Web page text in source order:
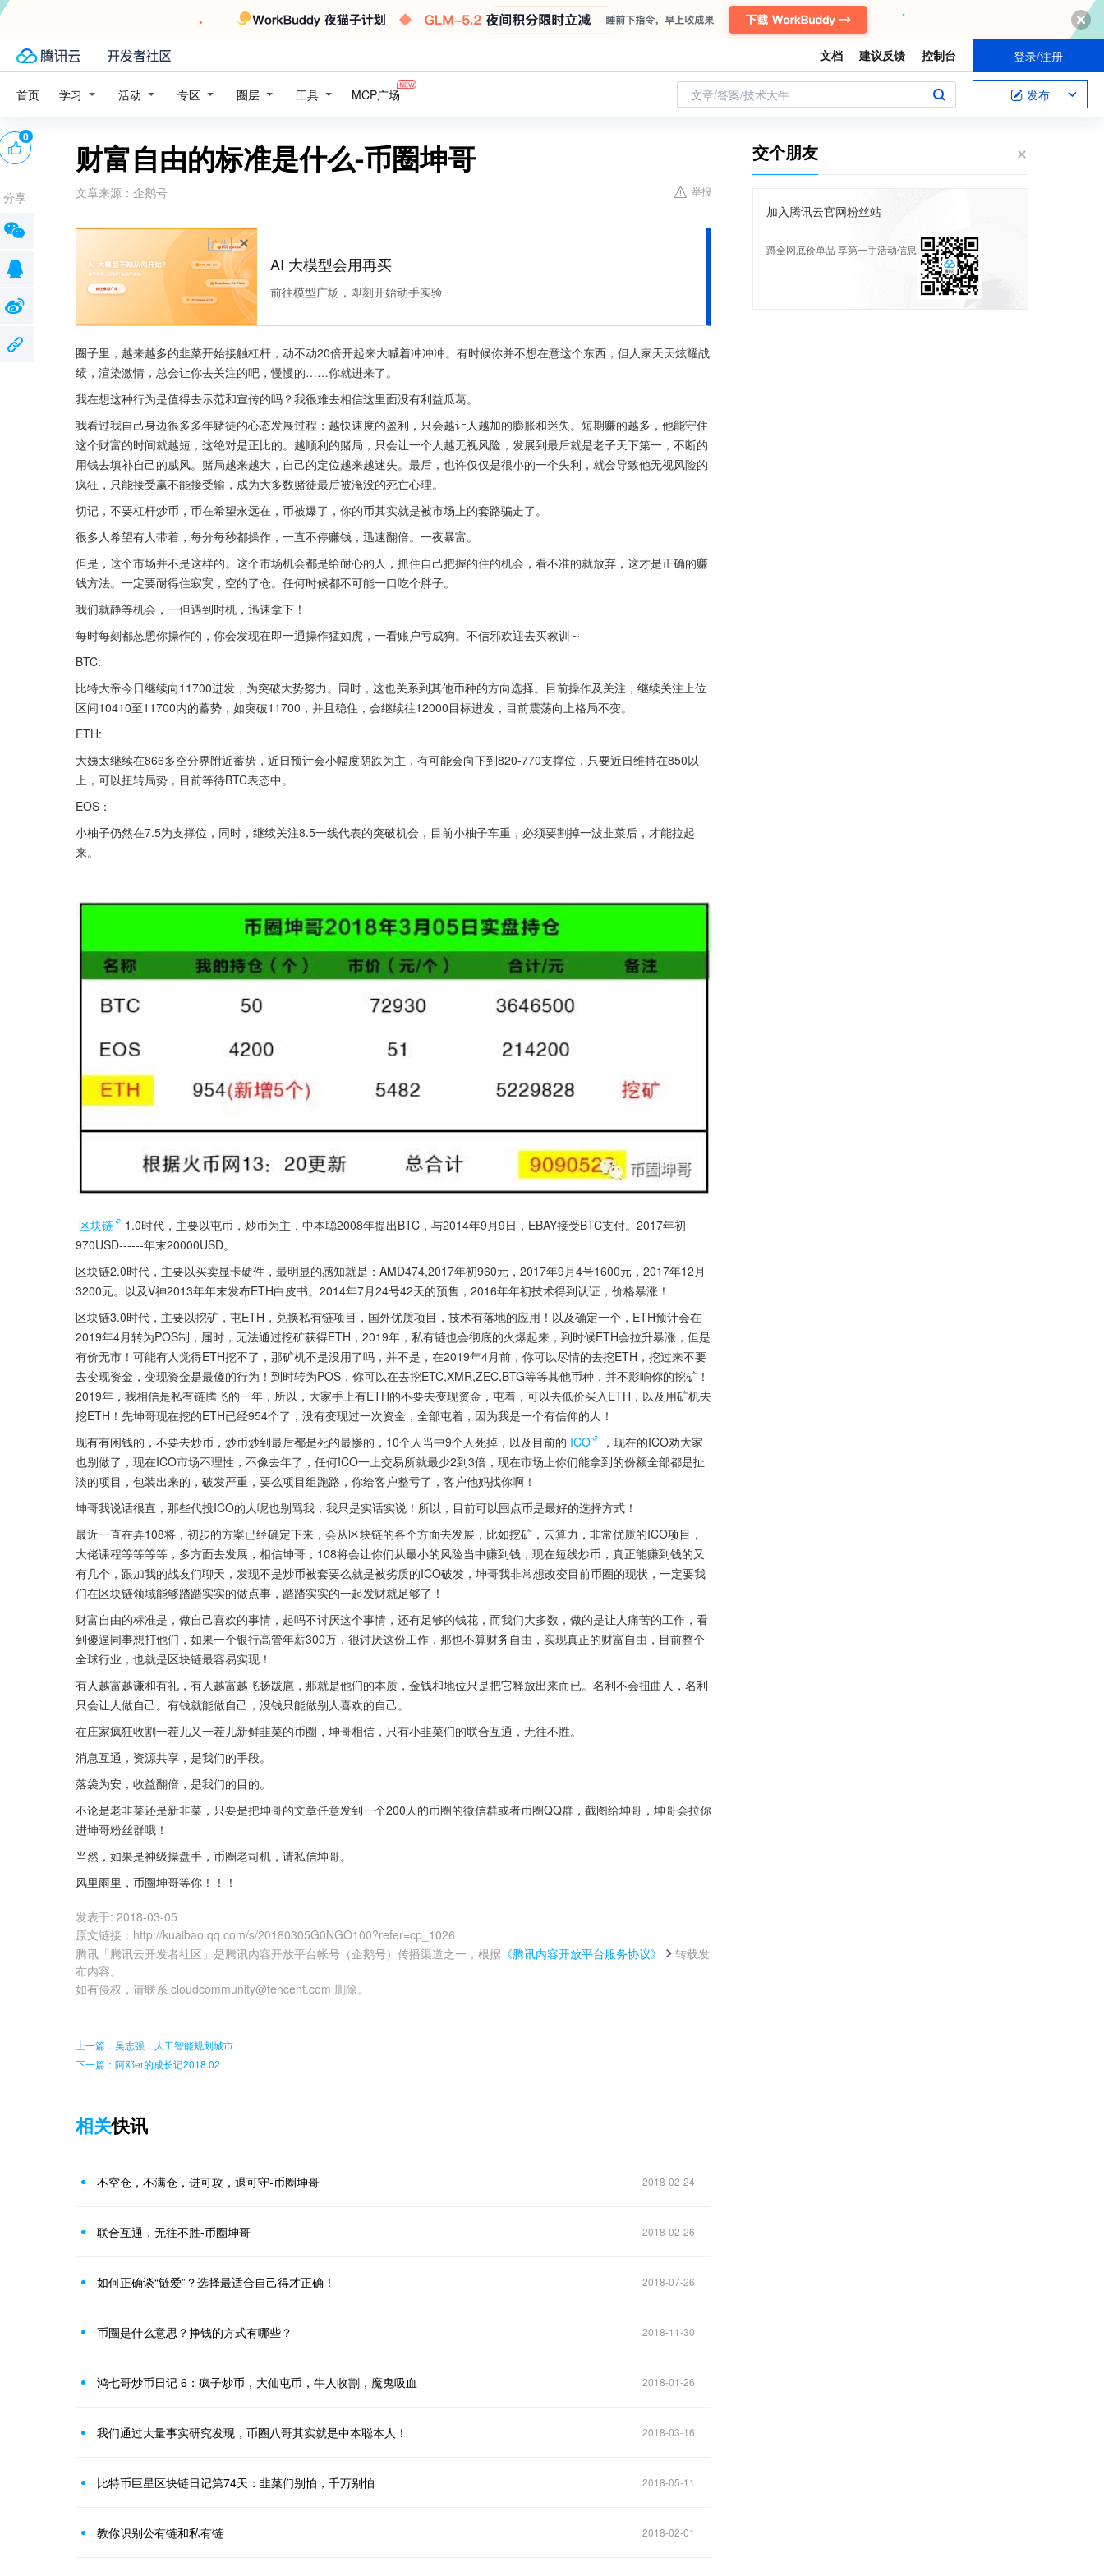
文档 建议反馈 控制台 登录/注册
首页 学习 活动 专区 圈层 工具 MCP广场 文章/答案/技术大牛 发布
财富自由的标准是什么-币圈坤哥
文章来源： 企鹅号 举报
广告
AI 大模型会用再买
前往模型广场，即刻开始动手实验
圈子里，越来越多的韭菜开始接触杠杆，动不动20倍开起来大喊着冲冲冲。有时候你并不想在意这个东西，但人家天天炫耀战
绩，渲染激情，总会让你去关注的吧，慢慢的……你就进来了。
我在想这种行为是值得去示范和宣传的吗？我很难去相信这里面没有利益瓜葛。
我看过我自己身边很多多年赌徒的心态发展过程：越快速度的盈利，只会越让人越加的膨胀和迷失。短期赚的越多，他能守住
这个财富的时间就越短，这绝对是正比的。越顺利的赌局，只会让一个人越无视风险，发展到最后就是老子天下第一，不断的
用钱去填补自己的威风。赌局越来越大，自己的定位越来越迷失。最后，也许仅仅是很小的一个失利，就会导致他无视风险的
疯狂，只能接受赢不能接受输，成为大多数赌徒最后被淹没的死亡心理。
切记，不要杠杆炒币，币在希望永远在，币被爆了，你的币其实就是被市场上的套路骗走了。
很多人希望有人带着，每分每秒都操作，一直不停赚钱，迅速翻倍。一夜暴富。
但是，这个市场并不是这样的。这个市场机会都是给耐心的人，抓住自己把握的住的机会，看不准的就放弃，这才是正确的赚
钱方法。一定要耐得住寂寞，空的了仓。任何时候都不可能一口吃个胖子。
我们就静等机会，一但遇到时机，迅速拿下！
每时每刻都怂恿你操作的，你会发现在即一通操作猛如虎，一看账户亏成狗。不信邪欢迎去买教训～
BTC:
比特大帝今日继续向11700进发，为突破大势努力。同时，这也关系到其他币种的方向选择。目前操作及关注，继续关注上位
区间10410至11700内的蓄势，如突破11700，并且稳住，会继续往12000目标进发，目前震荡向上格局不变。
ETH:
大姨太继续在866多空分界附近蓄势，近日预计会小幅度阴跌为主，有可能会向下到820-770支撑位，只要近日维持在850以
上，可以扭转局势，目前等待BTC表态中。
EOS：
小柚子仍然在7.5为支撑位，同时，继续关注8.5一线代表的突破机会，目前小柚子车重，必须要割掉一波韭菜后，才能拉起
来。
区块链
1.0时代，主要以屯币，炒币为主，中本聪2008年提出BTC，与2014年9月9日，EBAY接受BTC支付。2017年初
970USD------年末20000USD。
区块链2.0时代，主要以买卖显卡硬件，最明显的感知就是：AMD474,2017年初960元，2017年9月4号1600元，2017年12月
3200元。以及V神2013年年末发布ETH白皮书。2014年7月24号42天的预售，2016年年初技术得到认证，价格暴涨！
区块链3.0时代，主要以挖矿，屯ETH，兑换私有链项目，国外优质项目，技术有落地的应用！以及确定一个，ETH预计会在
2019年4月转为POS制，届时，无法通过挖矿获得ETH，2019年，私有链也会彻底的火爆起来，到时候ETH会拉升暴涨，但是
有价无市！可能有人觉得ETH挖不了，那矿机不是没用了吗，并不是，在2019年4月前，你可以尽情的去挖ETH，挖过来不要
去变现资金，变现资金是最傻的行为！到时转为POS，你可以在去挖ETC,XMR,ZEC,BTG等等其他币种，并不影响你的挖矿！
2019年，我相信是私有链腾飞的一年，所以，大家手上有ETH的不要去变现资金，屯着，可以去低价买入ETH，以及用矿机去
挖ETH！先坤哥现在挖的ETH已经954个了，没有变现过一次资金，全部屯着，因为我是一个有信仰的人！
现有有闲钱的，不要去炒币，炒币炒到最后都是死的最惨的，10个人当中9个人死掉，以及目前的 ICO
，现在的ICO劝大家
也别做了，现在ICO市场不理性，不像去年了，任何ICO一上交易所就最少2到3倍，现在市场上你们能拿到的份额全部都是扯
淡的项目，包装出来的，破发严重，要么项目组跑路，你给客户整亏了，客户他妈找你啊！
坤哥我说话很直，那些代投ICO的人呢也别骂我，我只是实话实说！所以，目前可以囤点币是最好的选择方式！
最近一直在弄108将，初步的方案已经确定下来，会从区块链的各个方面去发展，比如挖矿，云算力，非常优质的ICO项目，
大佬课程等等等等，多方面去发展，相信坤哥，108将会让你们从最小的风险当中赚到钱，现在短线炒币，真正能赚到钱的又
有几个，跟加我的战友们聊天，发现不是炒币被套要么就是被劣质的ICO破发，坤哥我非常想改变目前币圈的现状，一定要我
们在区块链领域能够踏踏实实的做点事，踏踏实实的一起发财就足够了！
财富自由的标准是，做自己喜欢的事情，起吗不讨厌这个事情，还有足够的钱花，而我们大多数，做的是让人痛苦的工作，看
到傻逼同事想打他们，如果一个银行高管年薪300万，很讨厌这份工作，那也不算财务自由，实现真正的财富自由，目前整个
全球行业，也就是区块链最容易实现！
有人越富越谦和有礼，有人越富越飞扬跋扈，那就是他们的本质，金钱和地位只是把它释放出来而已。名利不会扭曲人，名利
只会让人做自己。有钱就能做自己，没钱只能做别人喜欢的自己。
在庄家疯狂收割一茬儿又一茬儿新鲜韭菜的币圈，坤哥相信，只有小韭菜们的联合互通，无往不胜。
消息互通，资源共享，是我们的手段。
落袋为安，收益翻倍，是我们的目的。
不论是老韭菜还是新韭菜，只要是把坤哥的文章任意发到一个200人的币圈的微信群或者币圈QQ群，截图给坤哥，坤哥会拉你
进坤哥粉丝群哦！
当然，如果是神级操盘手，币圈老司机，请私信坤哥。
风里雨里，币圈坤哥等你！！！
发表于: 2018-03-05
原文链接 ： http://kuaibao.qq.com/s/20180305G0NGO100?refer=cp_1026
腾讯「腾讯云开发者社区」是腾讯内容开放平台帐号（企鹅号）传播渠道之一，根据 《腾讯内容开放平台服务协议》
转载发
布内容。
如有侵权，请联系 cloudcommunity@tencent.com 删除。
0
分享
上一篇：吴志强：人工智能规划城市
下一篇：阿邓er的成长记2018.02
相关快讯
不空仓，不满仓，进可攻，退可守-币圈坤哥 2018-02-24
联合互通，无往不胜-币圈坤哥 2018-02-26
如何正确谈“链爱”？选择最适合自己得才正确！ 2018-07-26
币圈是什么意思？挣钱的方式有哪些？ 2018-11-30
鸿七哥炒币日记 6：疯子炒币，大仙屯币，牛人收割，魔鬼吸血 2018-01-26
我们通过大量事实研究发现，币圈八哥其实就是中本聪本人！ 2018-03-16
比特币巨星区块链日记第74天：韭菜们别怕，千万别怕 2018-05-11
教你识别公有链和私有链 2018-02-01
交个朋友
加入腾讯云官网粉丝站
蹲全网底价单品 享第一手活动信息